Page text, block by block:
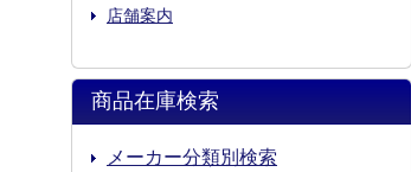
店舗案内
商品在庫検索
メーカー分類別検索